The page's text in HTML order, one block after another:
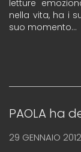
letture
nella vita, ha i
suo momento…
PAOLA ha
29 GENNAIO 2012